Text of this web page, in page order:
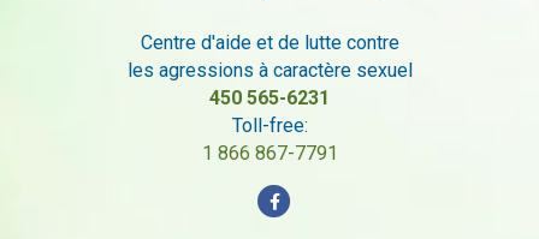
Centre d'aide et de lutte contre
les agressions à caractère sexuel
450 565-6231
Toll-free:
1 866 867-7791
Facebook